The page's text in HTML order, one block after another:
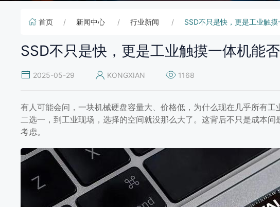
首页 新闻中心 行业新闻 SSD不只是快，更是工业触
SSD不只是快，更是工业触摸一体机能
2025-05-29 KONGXIAN 1168
有人可能会问，一块机械硬盘容量大、价格低，为什么现在几乎所有
二选一，到工业现场，选择的空间就没那么大了。这背后不只是成本
考虑。